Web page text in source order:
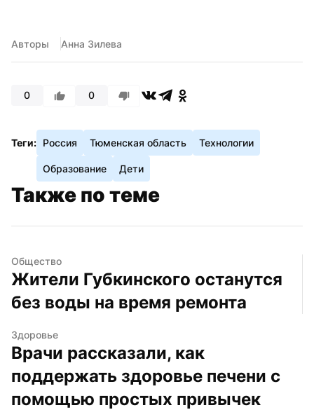
Авторы Анна Зилева
0 0
Теги: Россия Тюменская область Технологии
Образование Дети
Также по теме
Общество
Жители Губкинского останутся
без воды на время ремонта
Здоровье
Врачи рассказали, как
поддержать здоровье печени с
помощью простых привычек